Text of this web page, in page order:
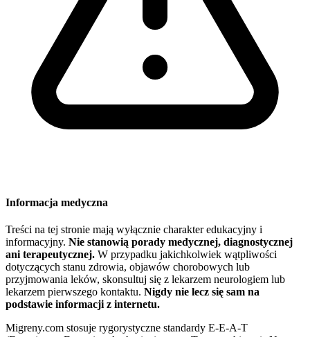
Informacja medyczna
Treści na tej stronie mają wyłącznie charakter edukacyjny i
informacyjny. Nie stanowią porady medycznej, diagnostycznej
ani terapeutycznej. W przypadku jakichkolwiek wątpliwości
dotyczących stanu zdrowia, objawów chorobowych lub
przyjmowania leków, skonsultuj się z lekarzem neurologiem lub
lekarzem pierwszego kontaktu. Nigdy nie lecz się sam na
podstawie informacji z internetu.
Migreny.com stosuje rygorystyczne standardy E-E-A-T